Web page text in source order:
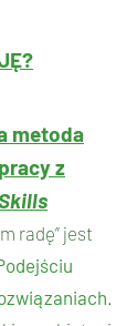
metoda
z
radę” jest
.